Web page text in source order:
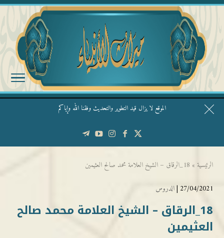
الموقع لا يزال قيد التطوير والتحديث وفقنا الله وإياكم
قال الشيخ ربيع وفقه الله: نحن ليس عندنا تقديس الأشخاص
الرئيسية » 18_الرقاق – الشيخ العلامة محمد صالح العثيمين
27/04/2021 | الدروس
18_الرقاق – الشيخ العلامة محمد صالح
العثيمين